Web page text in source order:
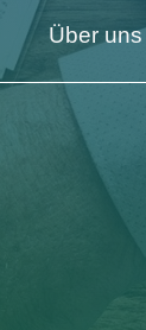
Über uns